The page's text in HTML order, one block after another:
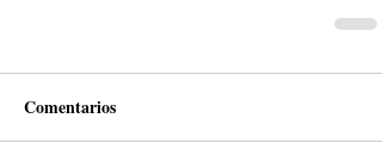
Comentarios